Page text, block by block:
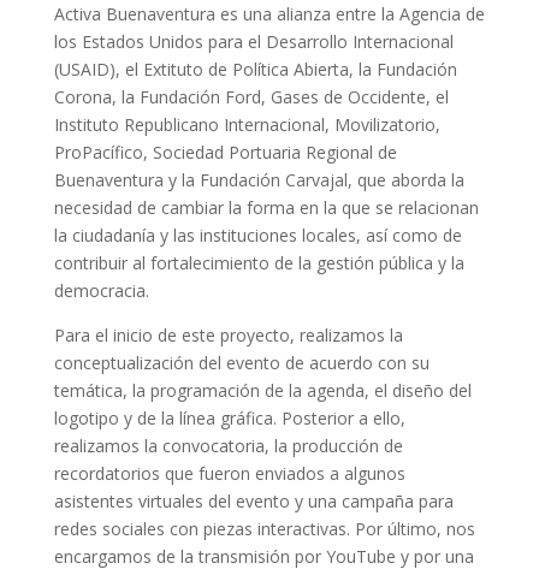
Activa Buenaventura es una alianza entre la Agencia de
los Estados Unidos para el Desarrollo Internacional
(USAID), el Extituto de Política Abierta, la Fundación
Corona, la Fundación Ford, Gases de Occidente, el
Instituto Republicano Internacional, Movilizatorio,
ProPacífico, Sociedad Portuaria Regional de
Buenaventura y la Fundación Carvajal, que aborda la
necesidad de cambiar la forma en la que se relacionan
la ciudadanía y las instituciones locales, así como de
contribuir al fortalecimiento de la gestión pública y la
democracia.
Para el inicio de este proyecto, realizamos la
conceptualización del evento de acuerdo con su
temática, la programación de la agenda, el diseño del
logotipo y de la línea gráfica. Posterior a ello,
realizamos la convocatoria, la producción de
recordatorios que fueron enviados a algunos
asistentes virtuales del evento y una campaña para
redes sociales con piezas interactivas. Por último, nos
encargamos de la transmisión por YouTube y por una